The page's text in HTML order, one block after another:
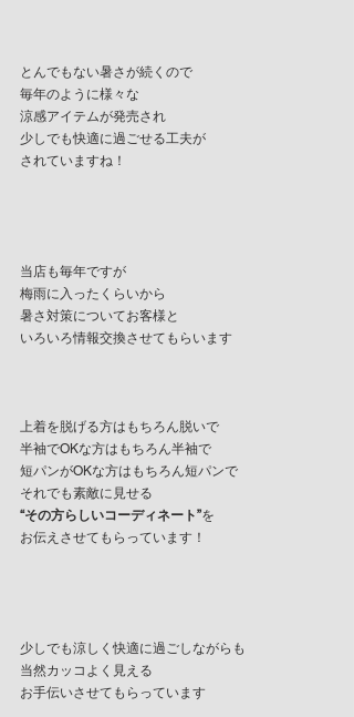
とんでもない暑さが続くので
毎年のように様々な
涼感アイテムが発売され
少しでも快適に過ごせる工夫が
されていますね！
当店も毎年ですが
梅雨に入ったくらいから
暑さ対策についてお客様と
いろいろ情報交換させてもらいます
上着を脱げる方はもちろん脱いで
半袖でOKな方はもちろん半袖で
短パンがOKな方はもちろん短パンで
それでも素敵に見せる
“その方らしいコーディネート”を
お伝えさせてもらっています！
少しでも涼しく快適に過ごしながらも
当然カッコよく見える
お手伝いさせてもらっています